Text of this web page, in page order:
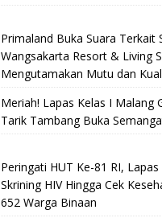
Primaland Buka Suara Terkait
Wangsakarta Resort & Living
Mengutamakan Mutu dan
Meriah! Lapas Kelas I Malang
Tarik Tambang Buka
Peringati HUT Ke-81 RI,
Skrining HIV Hingga Cek
652 Warga Binaan